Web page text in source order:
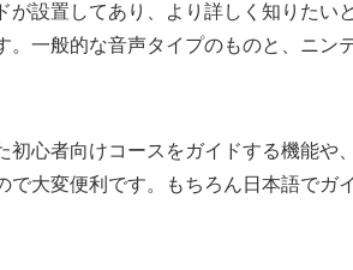
が設置してあり、より詳しく知りたい
。一般的な音声タイプのものと、ニン
初心者向けコースをガイドする機能や
で大変便利です。もちろん日本語でガ